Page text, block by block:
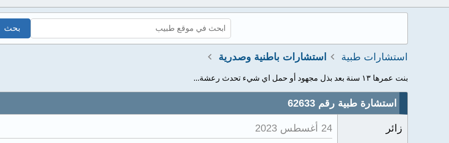
استشارات طبية استشارات باطنية وصدرية
بنت عمرها ١٣ سنة بعد بذل مجهود أو حمل اي شيء تحدث رعشة...
استشارة طبية رقم 62633
زائر 24 أغسطس 2023